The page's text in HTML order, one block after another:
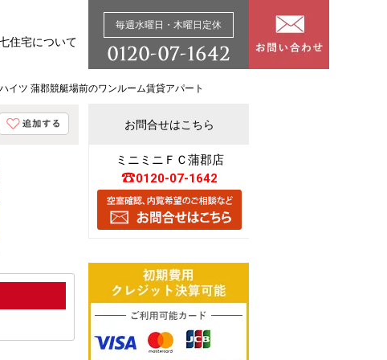
住宅について
毎週水曜日・木曜日定休
イツ 蒲郡競艇場前のワンルーム賃貸アパート
お問合せはこちら
ミニミニＦＣ蒲郡店
0120-07-1642